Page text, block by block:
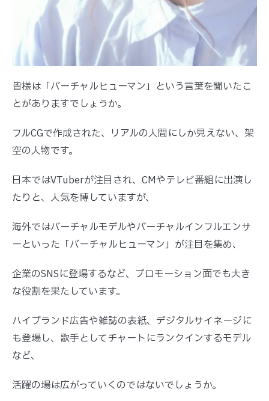
皆様は「バーチャルヒューマン」という言葉を聞いたこ
とがありますでしょうか。
フルCGで作成された、リアルの人間にしか見えない、架
空の人物です。
日本ではVTuberが注目され、CMやテレビ番組に出演し
たりと、人気を博していますが、
海外ではバーチャルモデルやバーチャルインフルエンサ
ーといった「バーチャルヒューマン」が注目を集め、
企業のSNSに登場するなど、プロモーション面でも大き
な役割を果たしています。
ハイブランド広告や雑誌の表紙、デジタルサイネージに
も登場し、歌手としてチャートにランクインするモデル
など、
活躍の場は広がっていくのではないでしょうか。